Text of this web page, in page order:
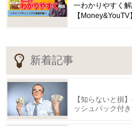
一わかりやすく
【Money&YouTV】
新着記事
【知らないと損
ッシュバック付